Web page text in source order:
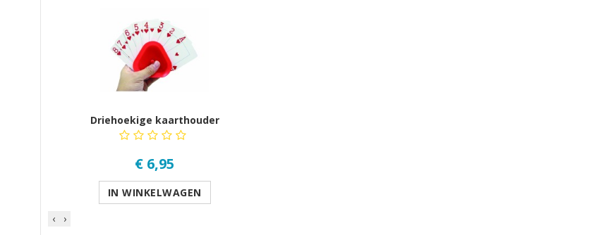
Driehoekige kaarthouder
€ 6,95
IN WINKELWAGEN
‹
›